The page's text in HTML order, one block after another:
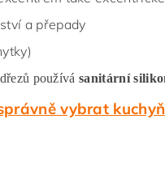
a přepady
používásanitární
vybrat